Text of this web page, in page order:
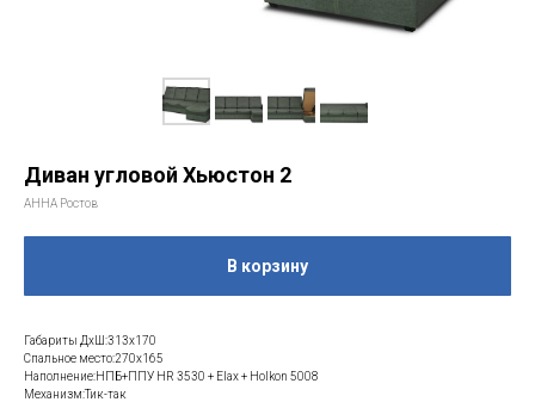
Диван угловой Хьюстон 2
АННА Ростов
В корзину
Габариты ДхШ:313х170
Спальное место:270х165
Наполнение:НПБ+ППУ HR 3530 + Elax + Holkon 5008
Механизм:Тик-так